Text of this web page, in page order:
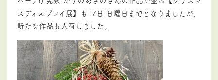
スディスプレイ展】も17日 日曜日までとなりましたが、
新たな作品も入荷しました。